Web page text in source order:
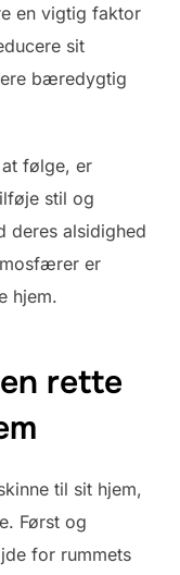
en vigtig faktor
sit
bæredygtig
følge, er
stil og
deres alsidighed
er
hjem.
rette
til sit hjem,
Først og
for rummets